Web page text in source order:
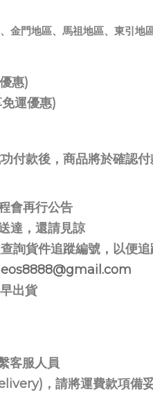
金門地區、馬祖地區、東引地
惠)
運優惠)
付款後，商品將於確認
會再行公告
達，還請見諒
詢貨件追蹤編號，以便
出貨
客服人員
，請將運費款項備